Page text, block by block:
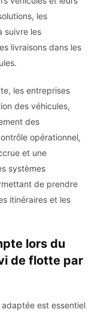
les
suivre les
livraisons dans les
les entreprises
des véhicules,
des
opérationnel,
et une
systèmes
de prendre
itinéraires et les
lors du
de flotte par
est essentiel